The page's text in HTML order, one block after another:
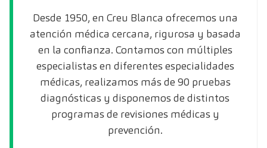
Desde 1950, en Creu Blanca ofrecemos una
atención médica cercana, rigurosa y basada
en la confianza. Contamos con múltiples
especialistas en diferentes especialidades
médicas, realizamos más de 90 pruebas
diagnósticas y disponemos de distintos
programas de revisiones médicas y
prevención.